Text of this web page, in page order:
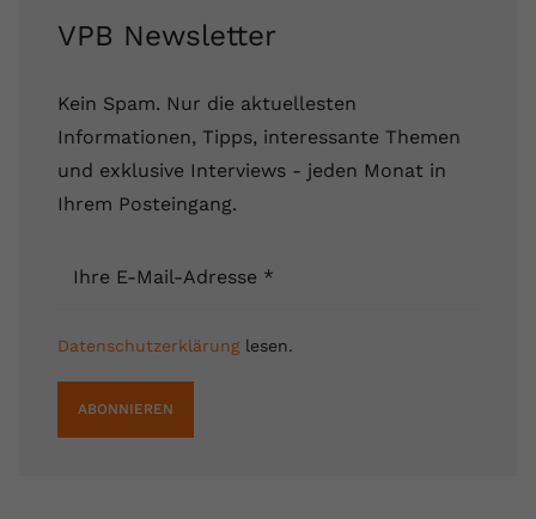
VPB Newsletter
Kein Spam. Nur die aktuellesten
Informationen, Tipps, interessante Themen
und exklusive Interviews - jeden Monat in
Ihrem Posteingang.
Ihre E-Mail-Adresse *
Datenschutzerklärunglesen.
ABONNIEREN